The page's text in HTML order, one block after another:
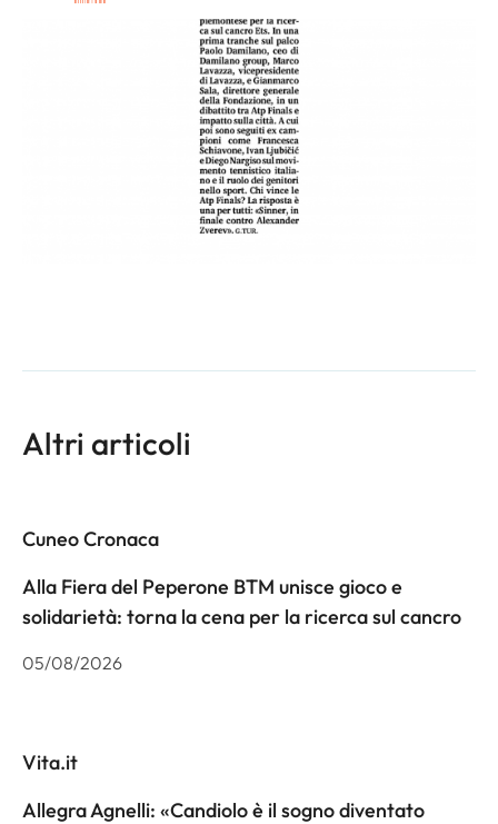
Altri articoli
Cuneo Cronaca
Alla Fiera del Peperone BTM unisce gioco e
solidarietà: torna la cena per la ricerca sul cancro
05/08/2026
Vita.it
Allegra Agnelli: «Candiolo è il sogno diventato